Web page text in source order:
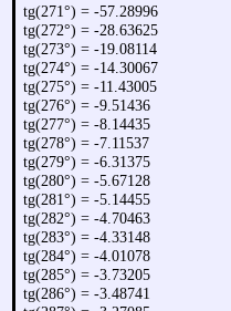
tg(271°) = -57.28996
tg(272°) = -28.63625
tg(273°) = -19.08114
tg(274°) = -14.30067
tg(275°) = -11.43005
tg(276°) = -9.51436
tg(277°) = -8.14435
tg(278°) = -7.11537
tg(279°) = -6.31375
tg(280°) = -5.67128
tg(281°) = -5.14455
tg(282°) = -4.70463
tg(283°) = -4.33148
tg(284°) = -4.01078
tg(285°) = -3.73205
tg(286°) = -3.48741